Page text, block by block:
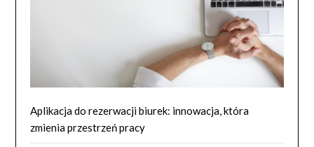
Aplikacja do rezerwacji biurek: innowacja, która
zmienia przestrzeń pracy